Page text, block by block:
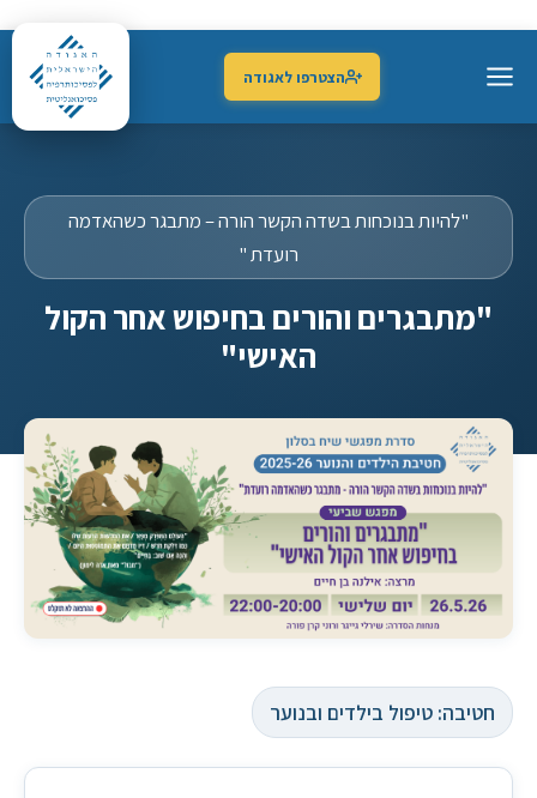
הצטרפו לאגודה
"להיות בנוכחות בשדה הקשר הורה – מתבגר כשהאדמה
רועדת "
"מתבגרים והורים בחיפוש אחר הקול
האישי"
חטיבה: טיפול בילדים ובנוער